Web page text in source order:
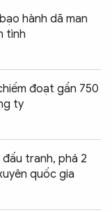
hành dã man
tình
đoạt gần 750
ty
tranh, phá 2
quốc gia